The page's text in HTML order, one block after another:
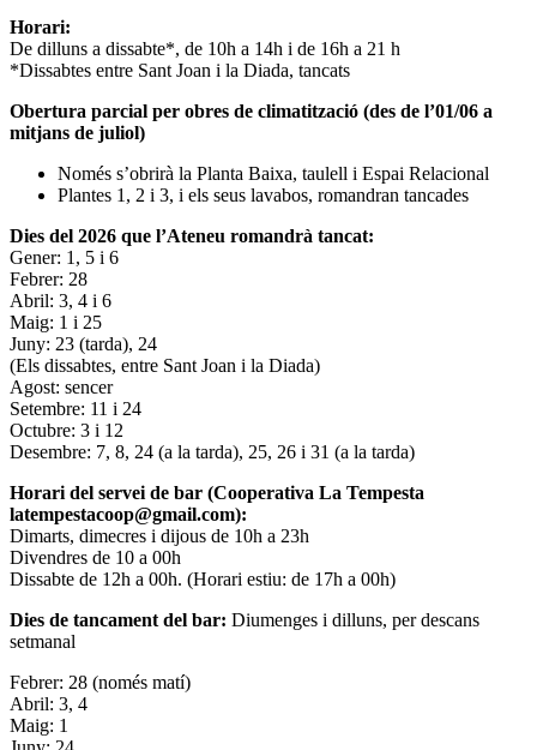
Horari:
De dilluns a dissabte*, de 10h a 14h i de 16h a 21 h
*Dissabtes entre Sant Joan i la Diada, tancats
Obertura parcial per obres de climatització (des de l’01/06 a
mitjans de juliol)
Només s’obrirà la Planta Baixa, taulell i Espai Relacional
Plantes 1, 2 i 3, i els seus lavabos, romandran tancades
Dies del 2026 que l’Ateneu romandrà tancat:
Gener: 1, 5 i 6
Febrer: 28
Abril: 3, 4 i 6
Maig: 1 i 25
Juny: 23 (tarda), 24
(Els dissabtes, entre Sant Joan i la Diada)
Agost: sencer
Setembre: 11 i 24
Octubre: 3 i 12
Desembre: 7, 8, 24 (a la tarda), 25, 26 i 31 (a la tarda)
Horari del servei de bar (Cooperativa La Tempesta
latempestacoop@gmail.com):
Dimarts, dimecres i dijous de 10h a 23h
Divendres de 10 a 00h
Dissabte de 12h a 00h. (Horari estiu: de 17h a 00h)
Dies de tancament del bar: Diumenges i dilluns, per descans
setmanal
Febrer: 28 (només matí)
Abril: 3, 4
Maig: 1